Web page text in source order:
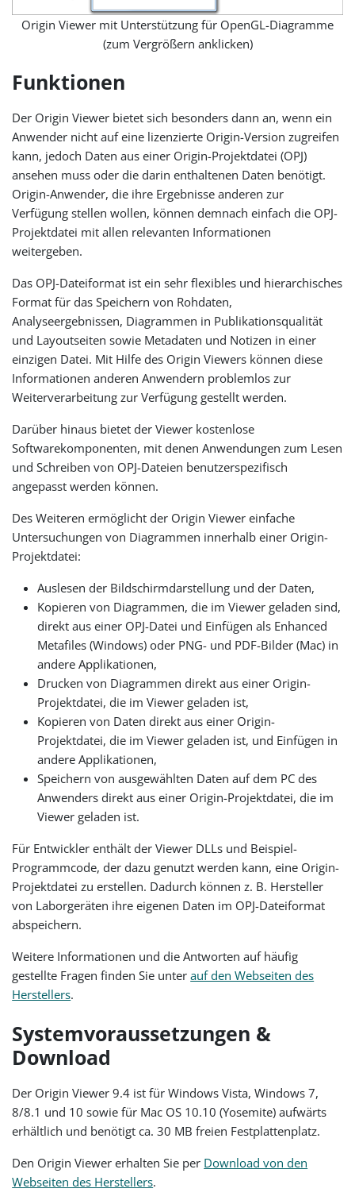
Origin Viewer mit Unterstützung für OpenGL-Diagramme
(zum Vergrößern anklicken)
Funktionen
Der Origin Viewer bietet sich besonders dann an, wenn ein
Anwender nicht auf eine lizenzierte Origin-Version zugreifen
kann, jedoch Daten aus einer Origin-Projektdatei (OPJ)
ansehen muss oder die darin enthaltenen Daten benötigt.
Origin-Anwender, die ihre Ergebnisse anderen zur
Verfügung stellen wollen, können demnach einfach die OPJ-
Projektdatei mit allen relevanten Informationen
weitergeben.
Das OPJ-Dateiformat ist ein sehr flexibles und hierarchisches
Format für das Speichern von Rohdaten,
Analyseergebnissen, Diagrammen in Publikationsqualität
und Layoutseiten sowie Metadaten und Notizen in einer
einzigen Datei. Mit Hilfe des Origin Viewers können diese
Informationen anderen Anwendern problemlos zur
Weiterverarbeitung zur Verfügung gestellt werden.
Darüber hinaus bietet der Viewer kostenlose
Softwarekomponenten, mit denen Anwendungen zum Lesen
und Schreiben von OPJ-Dateien benutzerspezifisch
angepasst werden können.
Des Weiteren ermöglicht der Origin Viewer einfache
Untersuchungen von Diagrammen innerhalb einer Origin-
Projektdatei:
Auslesen der Bildschirmdarstellung und der Daten,
Kopieren von Diagrammen, die im Viewer geladen sind,
direkt aus einer OPJ-Datei und Einfügen als Enhanced
Metafiles (Windows) oder PNG- und PDF-Bilder (Mac) in
andere Applikationen,
Drucken von Diagrammen direkt aus einer Origin-
Projektdatei, die im Viewer geladen ist,
Kopieren von Daten direkt aus einer Origin-
Projektdatei, die im Viewer geladen ist, und Einfügen in
andere Applikationen,
Speichern von ausgewählten Daten auf dem PC des
Anwenders direkt aus einer Origin-Projektdatei, die im
Viewer geladen ist.
Für Entwickler enthält der Viewer DLLs und Beispiel-
Programmcode, der dazu genutzt werden kann, eine Origin-
Projektdatei zu erstellen. Dadurch können z. B. Hersteller
von Laborgeräten ihre eigenen Daten im OPJ-Dateiformat
abspeichern.
Weitere Informationen und die Antworten auf häufig
gestellte Fragen finden Sie unterauf den Webseiten des
Herstellers.
Systemvoraussetzungen &
Download
Der Origin Viewer 9.4 ist für Windows Vista, Windows 7,
8/8.1 und 10 sowie für Mac OS 10.10 (Yosemite) aufwärts
erhältlich und benötigt ca. 30 MB freien Festplattenplatz.
Den Origin Viewer erhalten Sie per Download von den
Webseiten des Herstellers.